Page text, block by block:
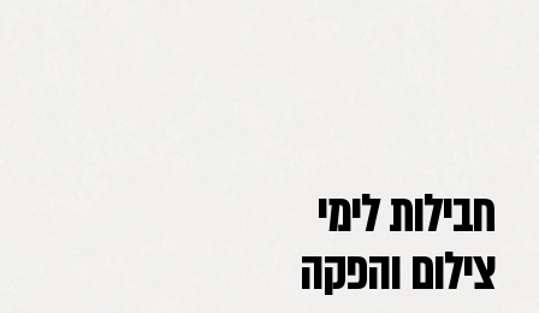
חבילות לימי
צילום והפקה